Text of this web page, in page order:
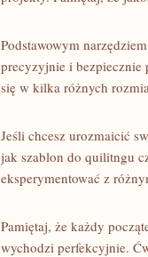
Podstawowym
precyzyjnie i bezpiecznie
się w kilka różnych
Jeśli chcesz urozmaicić
jak szablon do quilitngu
eksperymentować z‍
Pamiętaj, że każdy
wychodzi‌ perfekcyjnie.